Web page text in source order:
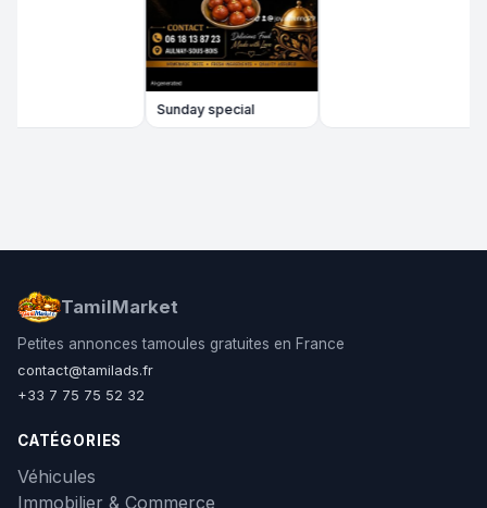
Sunday special
TamilMarket
Petites annonces tamoules gratuites en France
contact@tamilads.fr
+33 7 75 75 52 32
CATÉGORIES
Véhicules